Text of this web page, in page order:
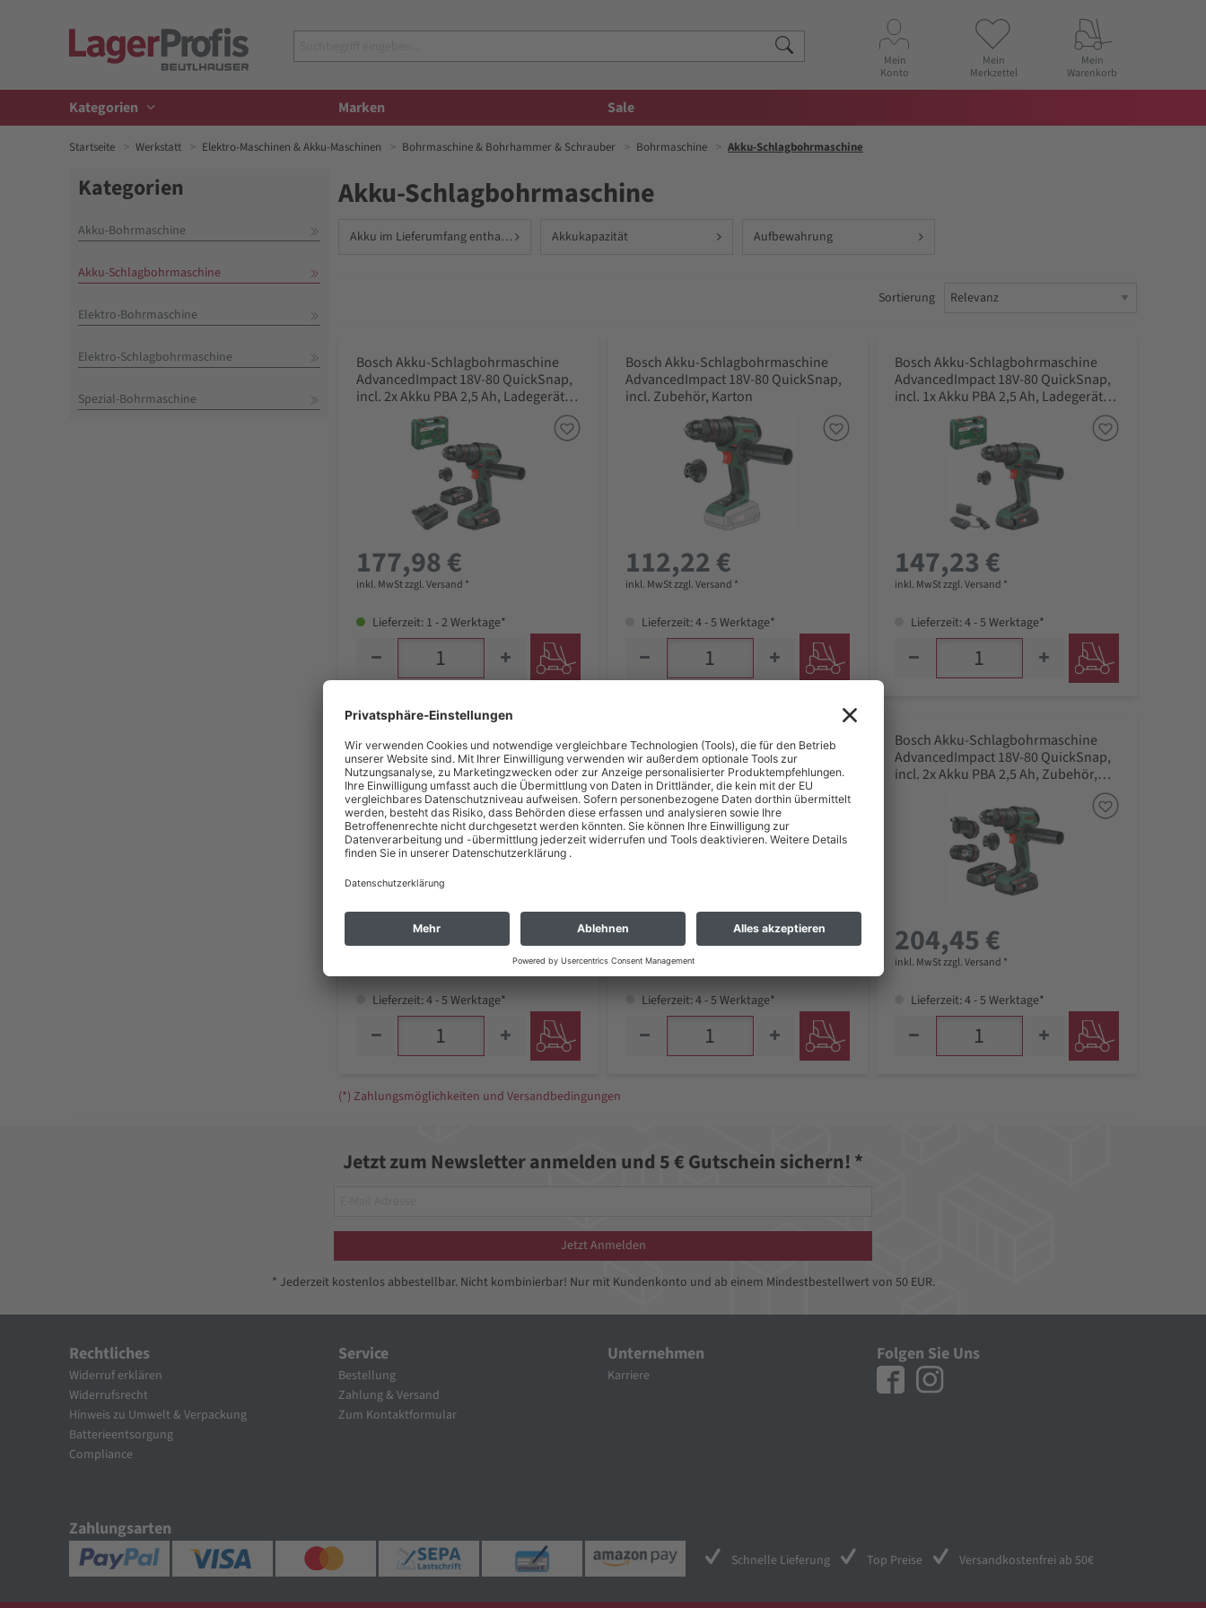
Mein
Konto
Mein
Merkzettel
Mein
Warenkorb
Kategorien Marken Sale
Startseite Werkstatt Elektro-Maschinen & Akku-Maschinen Bohrmaschine & Bohrhammer & Schrauber Bohrmaschine Akku-Schlagbohrmaschine
Kategorien
Akku-Bohrmaschine
Akku-Schlagbohrmaschine
Elektro-Bohrmaschine
Elektro-Schlagbohrmaschine
Spezial-Bohrmaschine
Akku-Schlagbohrmaschine
Akku im Lieferumfang enthalten Akkukapazität Aufbewahrung
Sortierung
Bosch Akku-Schlagbohrmaschine
AdvancedImpact 18V-80 QuickSnap,
incl. 2x Akku PBA 2,5 Ah, Ladegerät,
Zubehör, Tragekoffer
177,98 €
inkl. MwSt zzgl. Versand *
Lieferzeit: 1 - 2 Werktage*
Bosch Akku-Schlagbohrmaschine
AdvancedImpact 18V-80 QuickSnap,
incl. Zubehör, Karton
112,22 €
inkl. MwSt zzgl. Versand *
Lieferzeit: 4 - 5 Werktage*
Bosch Akku-Schlagbohrmaschine
AdvancedImpact 18V-80 QuickSnap,
incl. 1x Akku PBA 2,5 Ah, Ladegerät,
Zubehör, Tragekoffer
147,23 €
inkl. MwSt zzgl. Versand *
Lieferzeit: 4 - 5 Werktage*
Bosch Akku-Schlagbohrmaschine
AdvancedImpact 18V-80 QuickSnap,
incl. 2x Aufsatz, Zubehör, Karton
138,69 €
Lieferzeit: 4 - 5 Werktage*
Bosch Akku-Schlagbohrmaschine
AdvancedImpact 18V-80 QuickSnap,
incl. 2x Akku PBA 2 + 4 Ah, Ladegerät,
Zubehör, Tragekoffer
214,70 €
inkl. MwSt zzgl. Versand *
Lieferzeit: 4 - 5 Werktage*
Bosch Akku-Schlagbohrmaschine
AdvancedImpact 18V-80 QuickSnap,
incl. 2x Akku PBA 2,5 Ah, Zubehör,
204,45 €
inkl. MwSt zzgl. Versand *
Lieferzeit: 4 - 5 Werktage*
(*) Zahlungsmöglichkeiten und Versandbedingungen
Jetzt zum Newsletter anmelden und 5 € Gutschein sichern! *
Jetzt Anmelden
* Jederzeit kostenlos abbestellbar. Nicht kombinierbar! Nur mit Kundenkonto und ab einem Mindestbestellwert von 50 EUR.
Rechtliches
Widerruf erklären
Widerrufsrecht
Hinweis zu Umwelt & Verpackung
Batterieentsorgung
Compliance
Service
Bestellung
Zahlung & Versand
Zum Kontaktformular
Unternehmen
Karriere
Folgen Sie Uns
Zahlungsarten
Schnelle Lieferung Top Preise Versandkostenfrei ab 50€